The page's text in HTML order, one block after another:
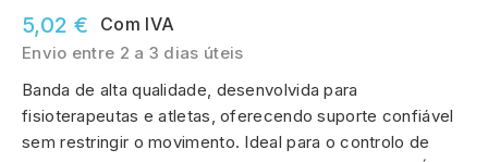
5,02 €
Com IVA
Envio entre 2 a 3 dias úteis
Banda de alta qualidade, desenvolvida para
fisioterapeutas e atletas, oferecendo suporte confiável
sem restringir o movimento. Ideal para o controlo de